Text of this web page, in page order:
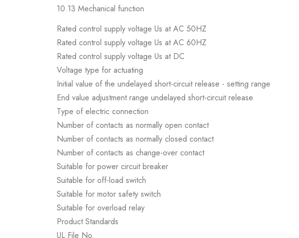
10.13 Mechanical function
Rated control supply voltage Us at AC 50HZ
Rated control supply voltage Us at AC 60HZ
Rated control supply voltage Us at DC
Voltage type for actuating
Initial value of the undelayed short-circuit release - setting range
End value adjustment range undelayed short-circuit release
Type of electric connection
Number of contacts as normally open contact
Number of contacts as normally closed contact
Number of contacts as change-over contact
Suitable for power circuit breaker
Suitable for off-load switch
Suitable for motor safety switch
Suitable for overload relay
Product Standards
UL File No.